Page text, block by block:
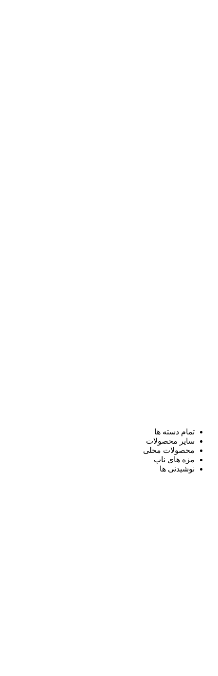
تمام دسته ها
سایر محصولات
محصولات محلی
مزه های ناب
نوشیدنی ها